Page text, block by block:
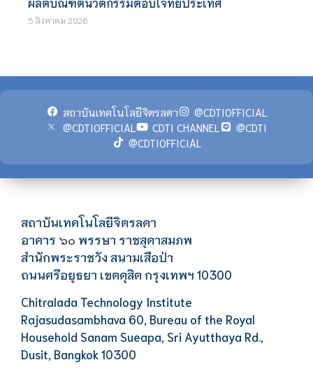
5 สิงหาคม 2026
สถาบันเทคโนโลยีจิตรลดา
@CDTIOFFICIAL
@CDTIOFFICIAL
CDTI CHANNEL
@CDTI
@CDTIOFFICIAL
สถาบันเทคโนโลยีจิตรลดา
อาคาร ๖๐ พรรษา ราชสุดาสมภพ
สำนักพระราชวัง สนามเสือป่า
ถนนศรีอยุธยา เขตดุสิต กรุงเทพฯ 10300
Chitralada Technology Institute
Rajasudasambhava 60, Bureau of the Royal
Household Sanam Sueapa, Sri Ayutthaya Rd.,
Dusit, Bangkok 10300